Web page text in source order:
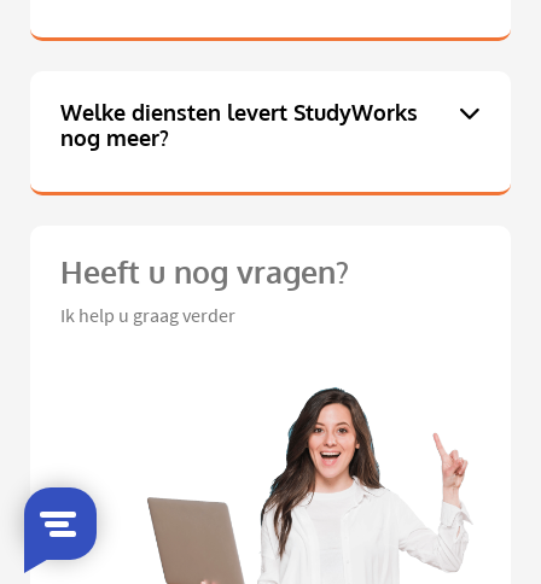
Welke diensten levert StudyWorks
nog meer?
Heeft u nog vragen?
Ik help u graag verder